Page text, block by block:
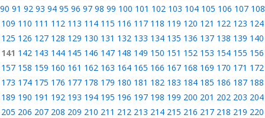
90 91 92 93 94 95 96 97 98 99 100 101 102 103 104 105 106 107 108
109 110 111 112 113 114 115 116 117 118 119 120 121 122 123 124
125 126 127 128 129 130 131 132 133 134 135 136 137 138 139 140
141 142 143 144 145 146 147 148 149 150 151 152 153 154 155 156
157 158 159 160 161 162 163 164 165 166 167 168 169 170 171 172
173 174 175 176 177 178 179 180 181 182 183 184 185 186 187 188
189 190 191 192 193 194 195 196 197 198 199 200 201 202 203 204
205 206 207 208 209 210 211 212 213 214 215 216 217 218 219 220